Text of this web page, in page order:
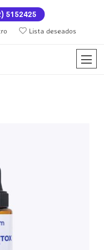
5152425
Lista deseados